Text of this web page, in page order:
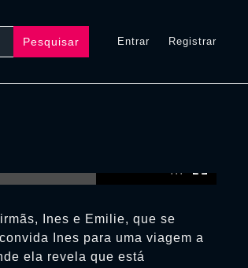
Pesquisar Entrar Registrar
Ines e Emilie, que se
Ines para uma viagem a
ela revela que está